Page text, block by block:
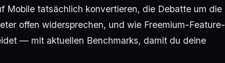
Mobile tatsächlich konvertieren, die Debatte um die
offen widersprechen, und wie Freemium-Feature-
— mit aktuellen Benchmarks, damit du deine